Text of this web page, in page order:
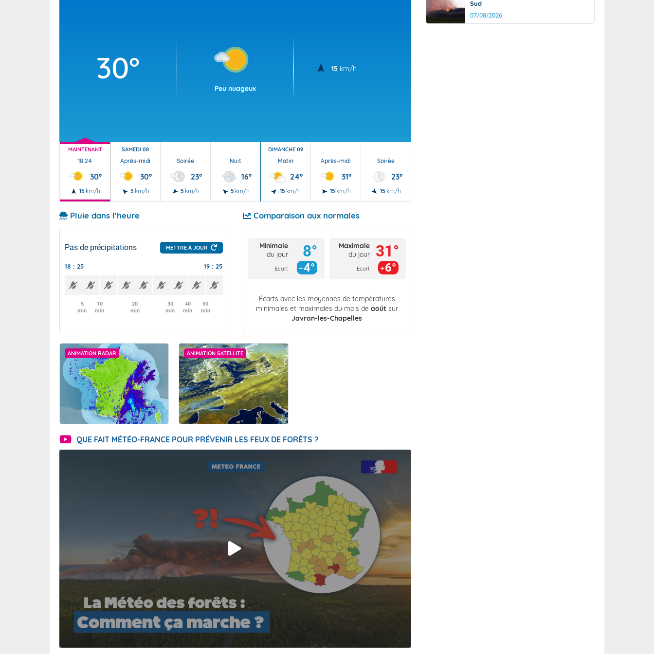
30°
Peu nuageux
15 km/h
MAINTENANT
18:24
30°
15 km/h
SAMEDI 08
Après-midi
30°
5 km/h
Soirée
23°
5 km/h
Nuit
16°
5 km/h
DIMANCHE 09
Matin
24°
15 km/h
Après-midi
31°
15 km/h
Soirée
23°
15 km/h
Pluie dans l'heure
Pas de précipitations METTRE À JOUR
18 : 25 19 : 25
5
min
10
min
20
min
30
min
40
min
50
min
Comparaison aux normales
Minimale
du jour
Ecart
8°
4°
Maximale
du jour
Ecart
31°
6°
Écarts avec les moyennes de températures
minimales et maximales du mois de août sur
Javron-les-Chapelles
ANIMATION RADAR ANIMATION SATELLITE
QUE FAIT MÉTÉO-FRANCE POUR PRÉVENIR LES FEUX DE FORÊTS ?
Sud
07/08/2026